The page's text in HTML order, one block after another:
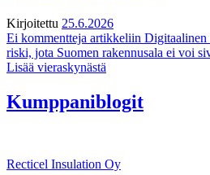
Kirjoitettu 25.6.2026
Ei kommentteja artikkeliin Digitaalinen
riski, jota Suomen rakennusala ei voi
Lisää vieraskynästä
Kumppaniblogit
Recticel Insulation Oy